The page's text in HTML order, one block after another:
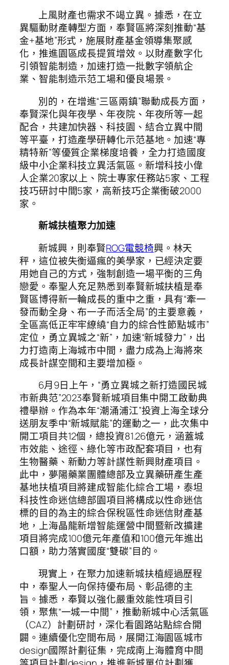
上風財產也需求不竭立異。據悉，在立
異驅動財產轉型方面，奉賢區將深刻推動“基
金+基地”形式，施展財產基金領導集聚感
化，推進園區成長提質增效。以財產數字化
引領智能制造，加速打造一批數字領航企
業、智能制造示范工場和優良場景。
別的，在增進“三區兩鎮”聯動成長方面，
奉賢深化與年夜學、年夜院、年夜所等一起
配合，共建加快器、科技園、結合立異中間
等平臺，打造產學研轉化示范基地。加速“專
精特新”等優質企業梯度培養，全力打造國度
級中小企業科技立異活氣區。新增科技小偉
人企業20家以上、院士專家任務站5家、工程
技巧研討中間5家，高新技巧企業衝破2000
家。
新城扶植聚力加速
新城興，則奉賢ROG電競椅興。林天
秤，這位被失衡逼瘋的美學家，已經決定要
用她自己的方式，強制創造一場平衡的三角
戀愛。奉聖人充足熟悉到奉賢新城扶植是奉
賢區博得新一輪成長的重中之重，具有“牽一
發而動全身、布一子而活全局”的主要意義，
全區高低正牢牢繚繞“自力的綜合性節點城市”
定位，勇立異城之“新”，加速“新城發力”，出
力打造南上海城市中間，盡力成為上海將來
成長計謀空間和主要增加極。
6月9日上午，“勇立異城之新打造國民城
市新典范”2023奉賢新城項目集中開工啟動典
禮舉辦。作為本年“潮涌浦江”投資上海全球分
送朋友季中“新城賦能”的運動之一，此次集中
開工項目共12個，總投資81.26億元，涵蓋城
市效能、途徑、綠化等市政配套項目，也有
生物醫藥、新動力等計謀性新興財產項目。
此中，夢陽藥業團體總部及立異藥研產生產
基地扶植項目將建成智能化綜合工場，泰坦
科技性命迷信總部園項目將構成以性命迷信
標的目的為主的綜合保稅區性命迷信財產基
地，上海晶龍新增智能運營中間暨新改擴建
項目將完成100億元年產值和100億元年進出
口額，助力落實國度“雙碳”目的。
現實上，在聚力加速新城扶植經過歷程
中，奉聖人一向保持優布局、彰品德的主
旨。據悉，奉賢以強化嚴重效能性項目引
領，聚焦“一城一中間”，推動新城中心活氣區
（CAZ）計劃研討，深化看園路站點綜合開
闢。連續優化空間布局，展開江海園區城市
design國際計劃征集，完成南上海體育中間